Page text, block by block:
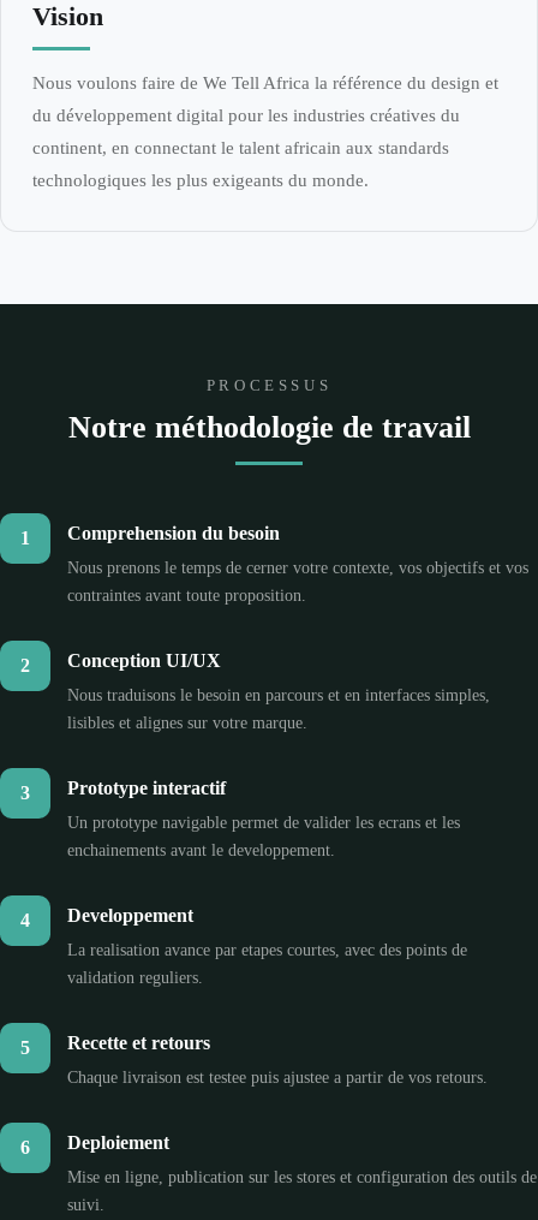
Vision
Nous voulons faire de We Tell Africa la référence du design et
du développement digital pour les industries créatives du
continent, en connectant le talent africain aux standards
technologiques les plus exigeants du monde.
PROCESSUS
Notre méthodologie de travail
1 Comprehension du besoin
Nous prenons le temps de cerner votre contexte, vos objectifs et vos
contraintes avant toute proposition.
2 Conception UI/UX
Nous traduisons le besoin en parcours et en interfaces simples,
lisibles et alignes sur votre marque.
3 Prototype interactif
Un prototype navigable permet de valider les ecrans et les
enchainements avant le developpement.
4 Developpement
La realisation avance par etapes courtes, avec des points de
validation reguliers.
5 Recette et retours
Chaque livraison est testee puis ajustee a partir de vos retours.
6 Deploiement
Mise en ligne, publication sur les stores et configuration des outils de
suivi.